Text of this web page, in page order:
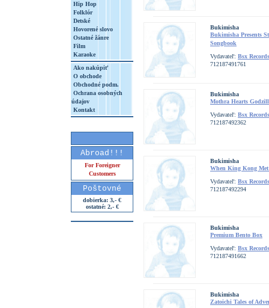
Hip Hop
Folklór
Detské
Hovorené slovo
Ostatné žánre
Film
Karaoke
Ako nakúpiť
O obchode
Obchodné podm.
Ochrana osobných
údajov
Kontakt
Abroad!!!
For Foreigner
Customers
Poštovné
dobierka: 3,- €
ostatné: 2,- €
Bukimisha
Bukimisha Presents
Songbook
Vydavateľ: Bsx Records
712187491761
Bukimisha
Mothra Hearts
Vydavateľ: Bsx Records
712187492362
Bukimisha
When King Kong
Vydavateľ: Bsx Records
712187492294
Bukimisha
Premium Bento Box
Vydavateľ: Bsx Records
712187491662
Bukimisha
Zatoichi Tales of